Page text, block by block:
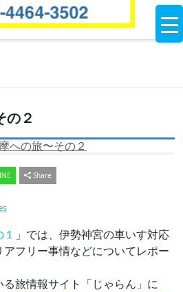
の２
への旅〜その２
Share
」では、伊勢神宮の車いす対応
フリー事情などについてレポー
旅情報サイト「じゃらん」に